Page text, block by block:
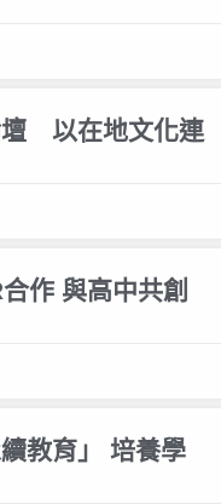
壇 以在地文化連
作 與高中共創
教育」 培養學